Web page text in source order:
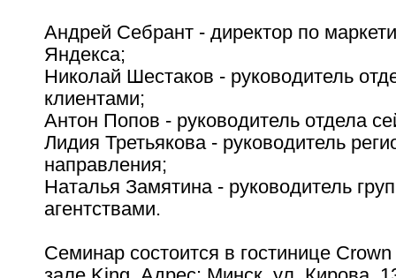
Андрей Себрант - директор по
Яндекса;
Николай Шестаков - руководитель
клиентами;
Антон Попов - руководитель отдела
Лидия Третьякова - руководитель
направления;
Наталья Замятина - руководитель
агентствами.
Семинар состоится в гостинице